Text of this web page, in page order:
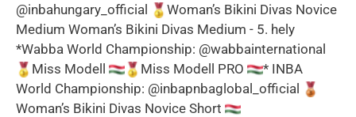
@inbahungary_official
Woman’s Bikini Divas Novice
Medium Woman’s Bikini Divas Medium - 5. hely
*Wabba World Championship: @wabbainternational
Miss Modell
Miss Modell PRO
* INBA
World Championship: @inbapnbaglobal_official
Woman’s Bikini Divas Novice Short